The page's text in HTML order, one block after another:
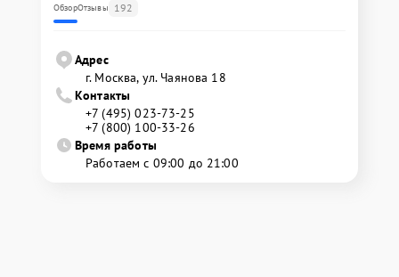
ОбзорОтзывы 192
Адрес
г. Москва, ул. Чаянова 18
Контакты
+7 (495) 023-73-25
+7 (800) 100-33-26
Время работы
Работаем с 09:00 до 21:00